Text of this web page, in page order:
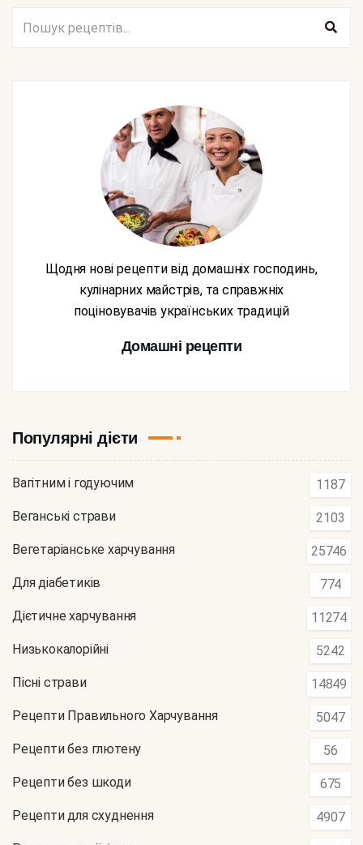
Щодня нові рецепти від домашніх господинь,
кулінарних майстрів, та справжніх
поціновувачів українських традицій
Домашні рецепти
Популярні дієти
Вагітним і годуючим 1187
Веганські страви 2103
Вегетаріанське харчування 25746
Для діабетиків 774
Дієтичне харчування 11274
Низькокалорійні 5242
Пісні страви 14849
Рецепти Правильного Харчування 5047
Рецепти без глютену 56
Рецепти без шкоди 675
Рецепти для схуднення 4907